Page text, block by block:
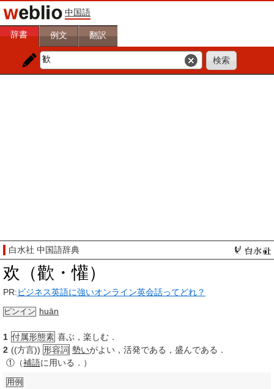
中国語
辞書 例文 翻訳
白水社 中国語辞典
欢（歡・懽）
PR:ビジネス英語に強いオンライン英会話ってどれ？
ピンイン huān
1 付属形態素 喜ぶ，楽しむ．
2 ((方言)) 形容詞 勢いがよい，活発である，盛んである．
① （補語に用いる．）
用例